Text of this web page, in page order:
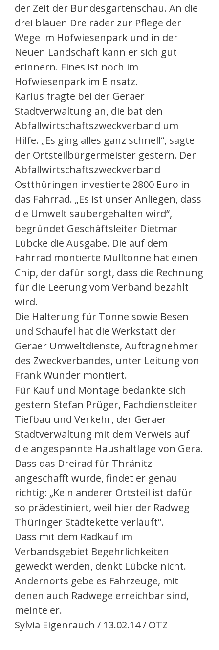
der Zeit der Bundesgartenschau. An die
drei blauen Dreiräder zur Pflege der
Wege im Hofwiesenpark und in der
Neuen Landschaft kann er sich gut
erinnern. Eines ist noch im
Hofwiesenpark im Einsatz.
Karius fragte bei der Geraer
Stadtverwaltung an, die bat den
Abfallwirtschaftszweckverband um
Hilfe. „Es ging alles ganz schnell“, sagte
der Ortsteilbürgermeister gestern. Der
Abfallwirtschaftszweckverband
Ostthüringen investierte 2800 Euro in
das Fahrrad. „Es ist unser Anliegen, dass
die Umwelt saubergehalten wird“,
begründet Geschäftsleiter Dietmar
Lübcke die Ausgabe. Die auf dem
Fahrrad montierte Mülltonne hat einen
Chip, der dafür sorgt, dass die Rechnung
für die Leerung vom Verband bezahlt
wird.
Die Halterung für Tonne sowie Besen
und Schaufel hat die Werkstatt der
Geraer Umweltdienste, Auftragnehmer
des Zweckverbandes, unter Leitung von
Frank Wunder montiert.
Für Kauf und Montage bedankte sich
gestern Stefan Prüger, Fachdienstleiter
Tiefbau und Verkehr, der Geraer
Stadtverwaltung mit dem Verweis auf
die angespannte Haushaltlage von Gera.
Dass das Dreirad für Thränitz
angeschafft wurde, findet er genau
richtig: „Kein anderer Ortsteil ist dafür
so prädestiniert, weil hier der Radweg
Thüringer Städtekette verläuft“.
Dass mit dem Radkauf im
Verbandsgebiet Begehrlichkeiten
geweckt werden, denkt Lübcke nicht.
Andernorts gebe es Fahrzeuge, mit
denen auch Radwege erreichbar sind,
meinte er.
Sylvia Eigenrauch / 13.02.14 / OTZ